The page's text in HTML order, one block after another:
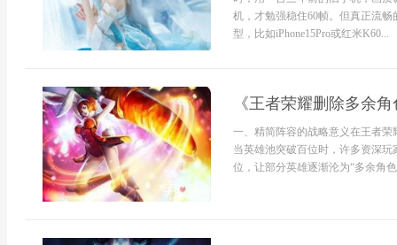
机，才勉强稳住60帧。但真正流
型，比如iPhone15Pro或红米K60...
《王者荣耀删除多余
一、精简阵容的战略意义在王者
当英雄池突破百位时，许多资深
位，让部分英雄逐渐沦为“多余角